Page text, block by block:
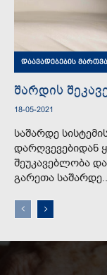
დაავადებების მართვა
შარდის
18-05-2021
საშარდე
დარღვევებიდან
შეუკავებლობა
გარეთა